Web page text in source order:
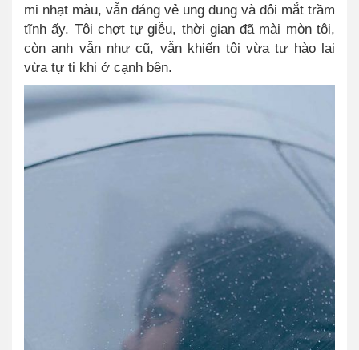
mi nhạt màu, vẫn dáng vẻ ung dung và đôi mắt trầm
tĩnh ấy. Tôi chợt tự giễu, thời gian đã mài mòn tôi,
còn anh vẫn như cũ, vẫn khiến tôi vừa tự hào lại
vừa tự ti khi ở cạnh bên.